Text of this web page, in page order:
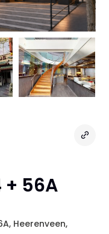
56A
Heerenveen,